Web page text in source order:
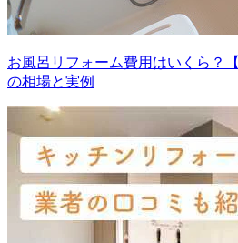
お風呂リフォーム費用はいくら？
の相場と実例